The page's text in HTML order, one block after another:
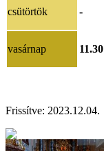
csütörtök -
vasárnap 11.30
Frissítve: 2023.12.04.